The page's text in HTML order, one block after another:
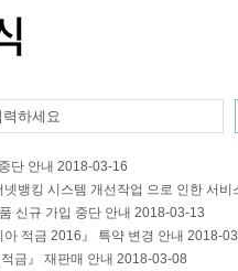
단 안내 2018-03-16
넷뱅킹 시스템 개선작업 으로 인한 서비
신규 가입 중단 안내 2018-03-13
아 적금 2016』 특약 변경 안내 2018-
적금』 재판매 안내 2018-03-08